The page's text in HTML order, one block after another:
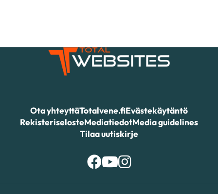
Ota yhteyttäTotalvene.fiEvästekäytäntö
RekisteriselosteMediatiedotMedia guidelines
Tilaa uutiskirje